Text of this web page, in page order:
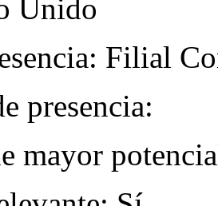
Unido
Filial
presencia:
mayor